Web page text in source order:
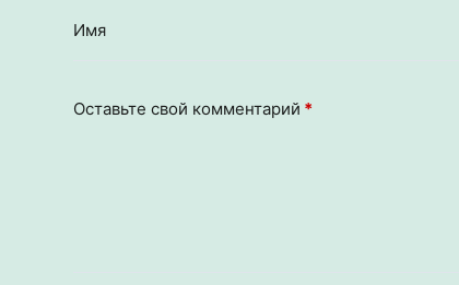
Имя
Оставьте свой комментарий *